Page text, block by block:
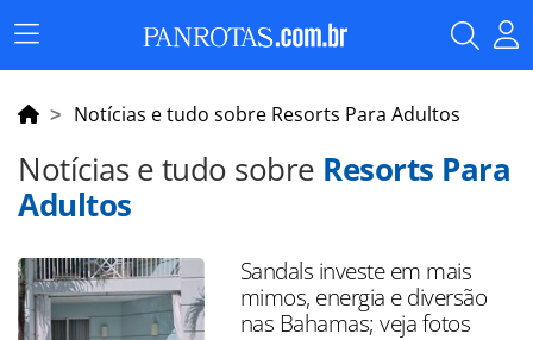
Menu
Principal
Notícias e tudo sobre Resorts Para Adultos
Notícias e tudo sobre Resorts Para
Adultos
Sandals investe em mais
mimos, energia e diversão
nas Bahamas; veja fotos